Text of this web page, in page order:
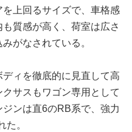
上回るサイズで、車格感
質感が高く、荷室は広さ
がなされている。
ィを徹底的に見直して高
サスもワゴン専用として
ンは直6のRB系で、強力
た。